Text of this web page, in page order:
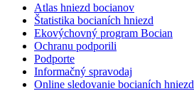
Atlas hniezd bocianov
Štatistika bocianích hniezd
Ekovýchovný program Bocian
Ochranu podporili
Podporte
Informačný spravodaj
Online sledovanie bocianích hniezd